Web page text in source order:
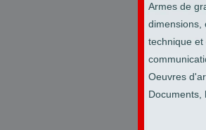
Armes de
dimensions,
technique et
Oeuvres
Documents,